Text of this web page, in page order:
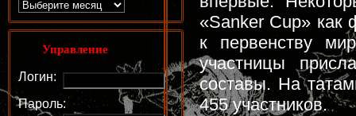
«Sanker Cup» как
к первенству
участницы
составы. На
455 участников.
Управление
Логин:
Пароль: